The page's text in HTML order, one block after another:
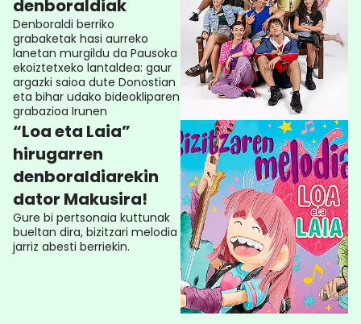
denboraldiak
Denboraldi berriko
grabaketak hasi aurreko
lanetan murgildu da Pausoka
ekoiztetxeko lantaldea: gaur
argazki saioa dute Donostian
eta bihar udako bideokliparen
grabazioa Irunen
“Loa eta Laia”
hirugarren
denboraldiarekin
dator Makusira!
Gure bi pertsonaia kuttunak
bueltan dira, bizitzari melodia
jarriz abesti berriekin.